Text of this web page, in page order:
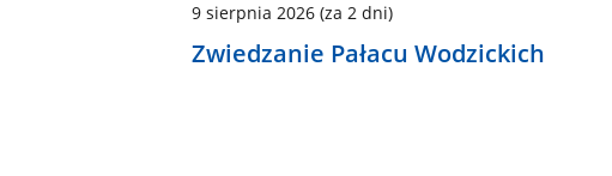
9 sierpnia 2026(za 2 dni)
Zwiedzanie Pałacu Wodzickich